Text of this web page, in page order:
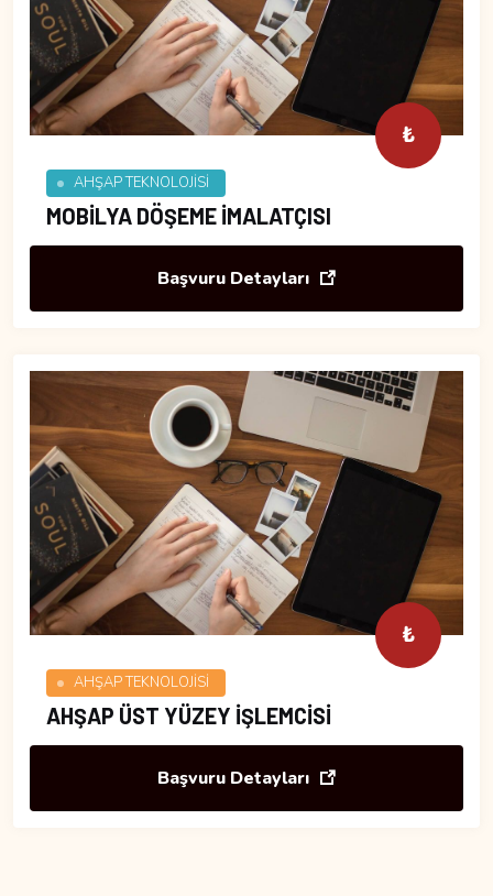
₺
AHŞAP TEKNOLOJİSİ
MOBİLYA DÖŞEME İMALATÇISI
Başvuru Detayları
₺
AHŞAP TEKNOLOJİSİ
AHŞAP ÜST YÜZEY İŞLEMCİSİ
Başvuru Detayları